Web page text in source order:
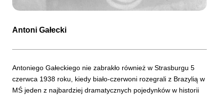
Antoni Gałecki
Antoniego Gałeckiego nie zabrakło również w Strasburgu 5
czerwca 1938 roku, kiedy biało-czerwoni rozegrali z Brazylią w
MŚ jeden z najbardziej dramatycznych pojedynków w historii